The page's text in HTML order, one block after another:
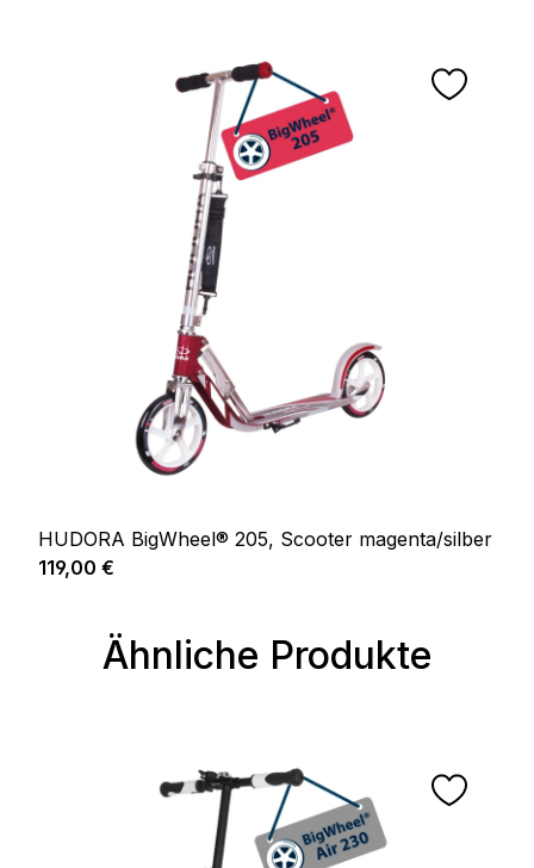
HUDORA BigWheel® 205, Scooter magenta/silber
Regulärer Preis:
119,00 €
Produktgalerie überspringen
Ähnliche Produkte